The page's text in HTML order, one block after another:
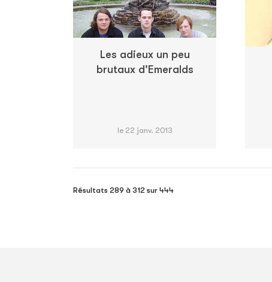
Les adieux un peu
brutaux d'Emeralds
le 22 janv. 2013
Résultats 289 à 312 sur 444